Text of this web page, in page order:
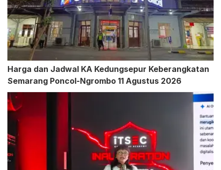
Harga dan Jadwal KA Kedungsepur Keberangkatan
Semarang Poncol-Ngrombo 11 Agustus 2026